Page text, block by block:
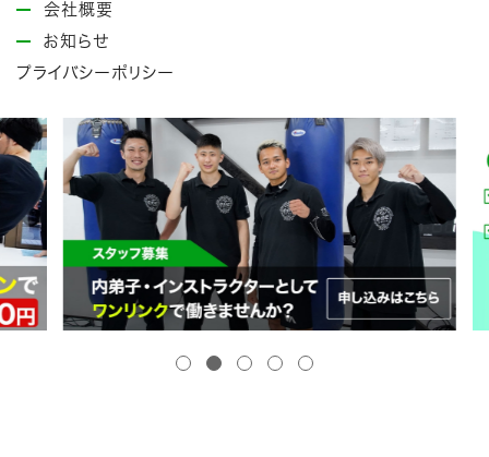
会社概要
お知らせ
プライバシーポリシー